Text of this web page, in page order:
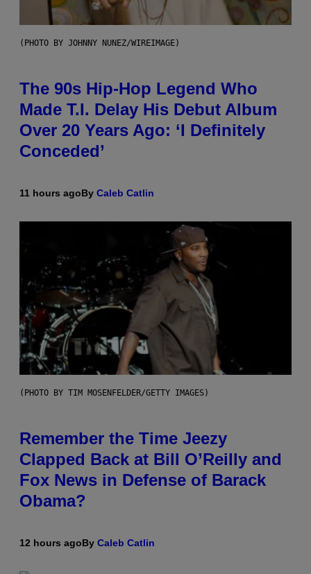
(PHOTO BY JOHNNY NUNEZ/WIREIMAGE)
The 90s Hip-Hop Legend Who
Made T.I. Delay His Debut Album
Over 20 Years Ago: ‘I Definitely
Conceded’
11 hours agoBy Caleb Catlin
(PHOTO BY TIM MOSENFELDER/GETTY IMAGES)
Remember the Time Jeezy
Clapped Back at Bill O’Reilly and
Fox News in Defense of Barack
Obama?
12 hours agoBy Caleb Catlin